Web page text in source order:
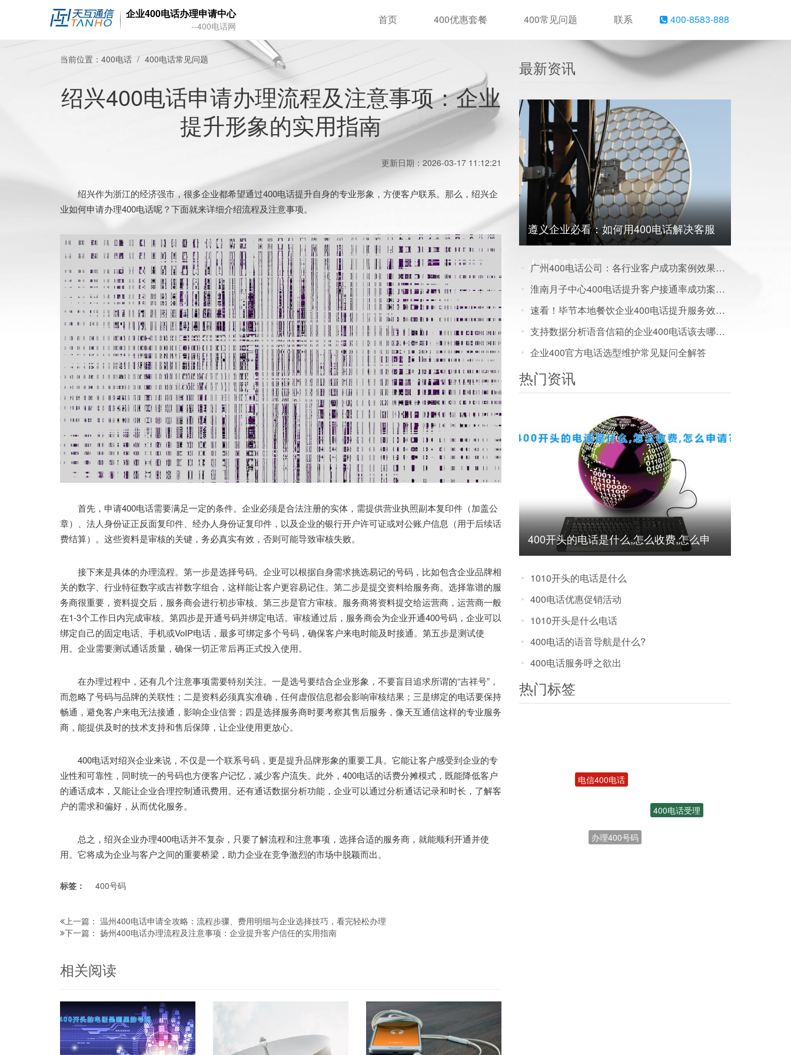
企业400电话办理申请中心
--400电话网 首页 400优惠套餐 400常见问题 联系 400-8583-888
当前位置： 400电话 400电话常见问题
绍兴400电话申请办理流程及注意事项：企业
提升形象的实用指南
更新日期：2026-03-17 11:12:21
绍兴作为浙江的经济强市，很多企业都希望通过400电话提升自身的专业形象，方便客户联系。那么，绍兴企
业如何申请办理400电话呢？下面就来详细介绍流程及注意事项。
首先，申请400电话需要满足一定的条件。企业必须是合法注册的实体，需提供营业执照副本复印件（加盖公
章）、法人身份证正反面复印件、经办人身份证复印件，以及企业的银行开户许可证或对公账户信息（用于后续话
费结算）。这些资料是审核的关键，务必真实有效，否则可能导致审核失败。
接下来是具体的办理流程。第一步是选择号码。企业可以根据自身需求挑选易记的号码，比如包含企业品牌相
关的数字、行业特征数字或吉祥数字组合，这样能让客户更容易记住。第二步是提交资料给服务商。选择靠谱的服
务商很重要，资料提交后，服务商会进行初步审核。第三步是官方审核。服务商将资料提交给运营商，运营商一般
在1-3个工作日内完成审核。第四步是开通号码并绑定电话。审核通过后，服务商会为企业开通400号码，企业可以
绑定自己的固定电话、手机或VoIP电话，最多可绑定多个号码，确保客户来电时能及时接通。第五步是测试使
用。企业需要测试通话质量，确保一切正常后再正式投入使用。
在办理过程中，还有几个注意事项需要特别关注。一是选号要结合企业形象，不要盲目追求所谓的“吉祥号”，
而忽略了号码与品牌的关联性；二是资料必须真实准确，任何虚假信息都会影响审核结果；三是绑定的电话要保持
畅通，避免客户来电无法接通，影响企业信誉；四是选择服务商时要考察其售后服务，像天互通信这样的专业服务
商，能提供及时的技术支持和售后保障，让企业使用更放心。
400电话对绍兴企业来说，不仅是一个联系号码，更是提升品牌形象的重要工具。它能让客户感受到企业的专
业性和可靠性，同时统一的号码也方便客户记忆，减少客户流失。此外，400电话的话费分摊模式，既能降低客户
的通话成本，又能让企业合理控制通讯费用。还有通话数据分析功能，企业可以通过分析通话记录和时长，了解客
户的需求和偏好，从而优化服务。
总之，绍兴企业办理400电话并不复杂，只要了解流程和注意事项，选择合适的服务商，就能顺利开通并使
用。它将成为企业与客户之间的重要桥梁，助力企业在竞争激烈的市场中脱颖而出。
标签： 400号码
上一篇： 温州400电话申请全攻略：流程步骤、费用明细与企业选择技巧，看完轻松办理
下一篇： 扬州400电话办理流程及注意事项：企业提升客户信任的实用指南
相关阅读
最新资讯
遵义企业必看：如何用400电话解决客服
人力成本高问题
广州400电话公司：各行业客户成功案例效果展示
淮南月子中心400电话提升客户接通率成功案例干货分享
速看！毕节本地餐饮企业400电话提升服务效率成功案例
支持数据分析语音信箱的企业400电话该去哪里办理？
企业400官方电话选型维护常见疑问全解答
热门资讯
400开头的电话是什么,怎么收费,怎么申
请?
1010开头的电话是什么
400电话优惠促销活动
1010开头是什么电话
400电话的语音导航是什么?
400电话服务呼之欲出
热门标签
400电话受理